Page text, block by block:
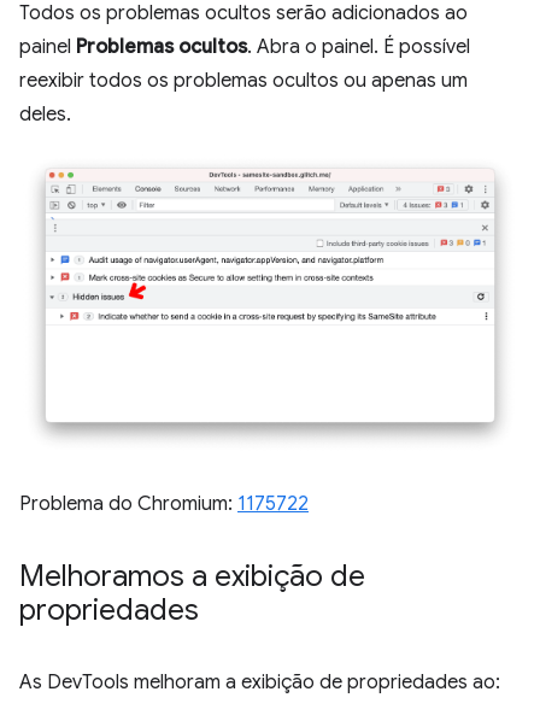
Todos os problemas ocultos serão adicionados ao
painel Problemas ocultos. Abra o painel. É possível
reexibir todos os problemas ocultos ou apenas um
deles.
Problema do Chromium: 1175722
Melhoramos a exibição de
propriedades
As DevTools melhoram a exibição de propriedades ao: